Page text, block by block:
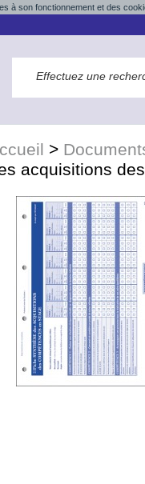
à son fonctionnement et des
>
acquisitions